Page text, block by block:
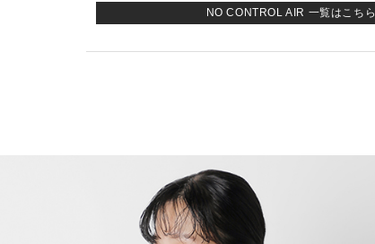
NO CONTROL AIR 一覧はこちら